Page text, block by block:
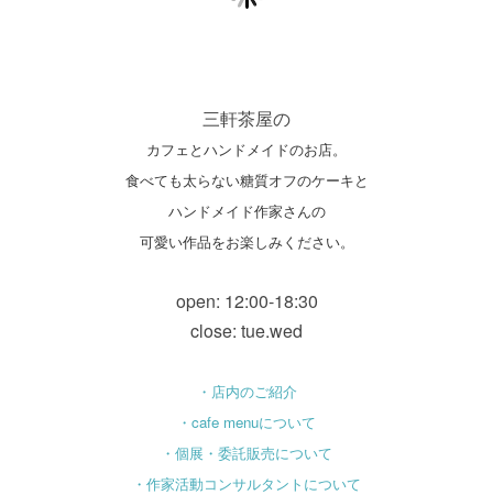
三軒茶屋の
カフェとハンドメイドのお店。
食べても太らない糖質オフのケーキと
ハンドメイド作家さんの
可愛い作品をお楽しみください。
open: 12:00-18:30
close: tue.wed
・店内のご紹介
・cafe menuについて
・個展・委託販売について
・作家活動コンサルタントについて